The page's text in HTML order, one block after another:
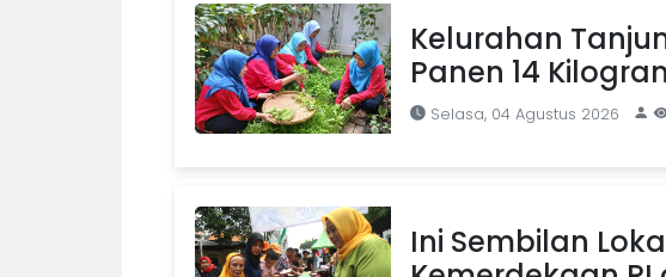
Kelurahan
Panen 14
Selasa, 04 Agustus 2026
Ini Sembilan